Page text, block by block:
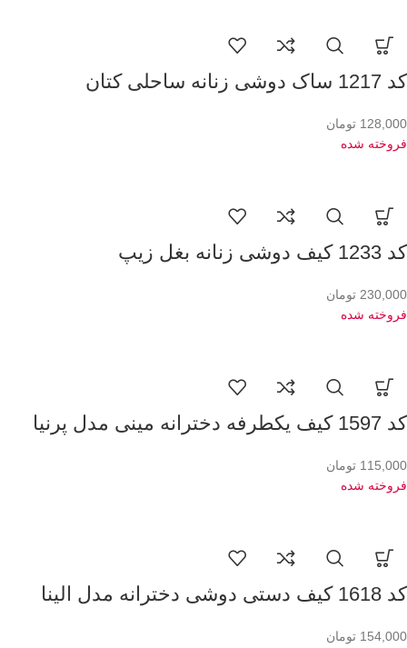
کد 1217 ساک دوشی زنانه ساحلی کتان
128,000 تومان
فروخته شده
کد 1233 کیف دوشی زنانه بغل زیپ
230,000 تومان
فروخته شده
کد 1597 کیف یکطرفه دخترانه مینی مدل پرنیا
115,000 تومان
فروخته شده
کد 1618 کیف دستی دوشی دخترانه مدل الینا
154,000 تومان